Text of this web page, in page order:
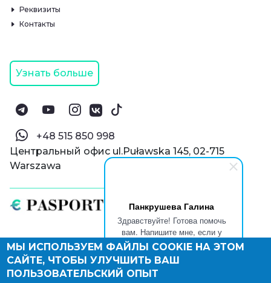
Панкрушева Галина
Здравствуйте! Готова помочь
вам. Напишите мне, если у
вас появятся вопросы.
© Паспорт Онлайн 2019—2026
Политика конфиденциальности
Оферта и конфиденциальность:РФ
Реквизиты
Контакты
Узнать больше
‪+48 515 850 998‬
Центральный офис ul.Puławska 145, 02-715
Warszawa
МЫ ИСПОЛЬЗУЕМ ФАЙЛЫ COOKIE НА ЭТОМ
САЙТЕ, ЧТОБЫ УЛУЧШИТЬ ВАШ
ПОЛЬЗОВАТЕЛЬСКИЙ ОПЫТ